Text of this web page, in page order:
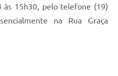
às 15h30, pelo telefone (19)
na Rua Graça